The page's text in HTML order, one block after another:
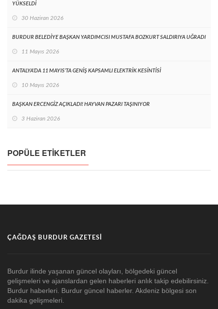
YÜKSELDİ
30 Haziran 2026
BURDUR BELEDİYE BAŞKAN YARDIMCISI MUSTAFA BOZKURT SALDIRIYA UĞRADI
11 Mayıs 2026
ANTALYA’DA 11 MAYIS’TA GENİŞ KAPSAMLI ELEKTRİK KESİNTİSİ
10 Mayıs 2026
BAŞKAN ERCENGİZ AÇIKLADI! HAYVAN PAZARI TAŞINIYOR
3 Haziran 2026
POPÜLE ETIKETLER
ÇAĞDAŞ BURDUR GAZETESI
Burdur ilinde yaşanan güncel olayları, bölgedeki güncel
gelişmeleri ve ajanslardan gelen haberleri anlık takip edebilirsiniz.
Burdur haberleri. Burdur güncel haberler. Akdeniz bölgesi son
dakika gelişmeleri.